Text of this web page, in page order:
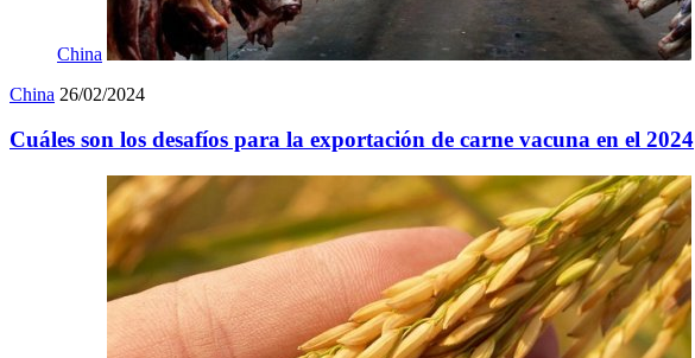
China
China 26/02/2024
Cuáles son los desafíos para la exportación de carne vacuna en el 2024